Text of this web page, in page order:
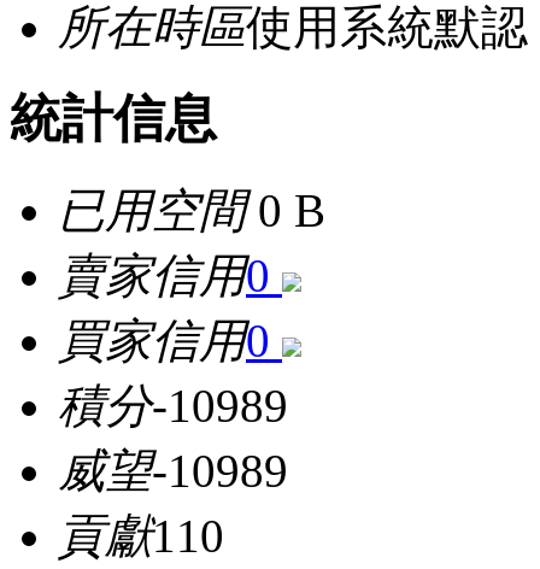
所在時區使用系統默認
統計信息
已用空間0 B
賣家信用0
買家信用0
積分-10989
威望-10989
貢獻110